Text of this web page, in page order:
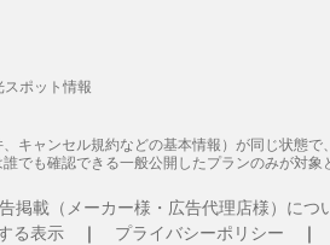
スポット情報
ャンセル規約などの基本情報）が同じ状態
も確認できる一般公開したプランのみが対象
掲載（メーカー様・広告代理店様）につ
る表示
プライバシーポリシー